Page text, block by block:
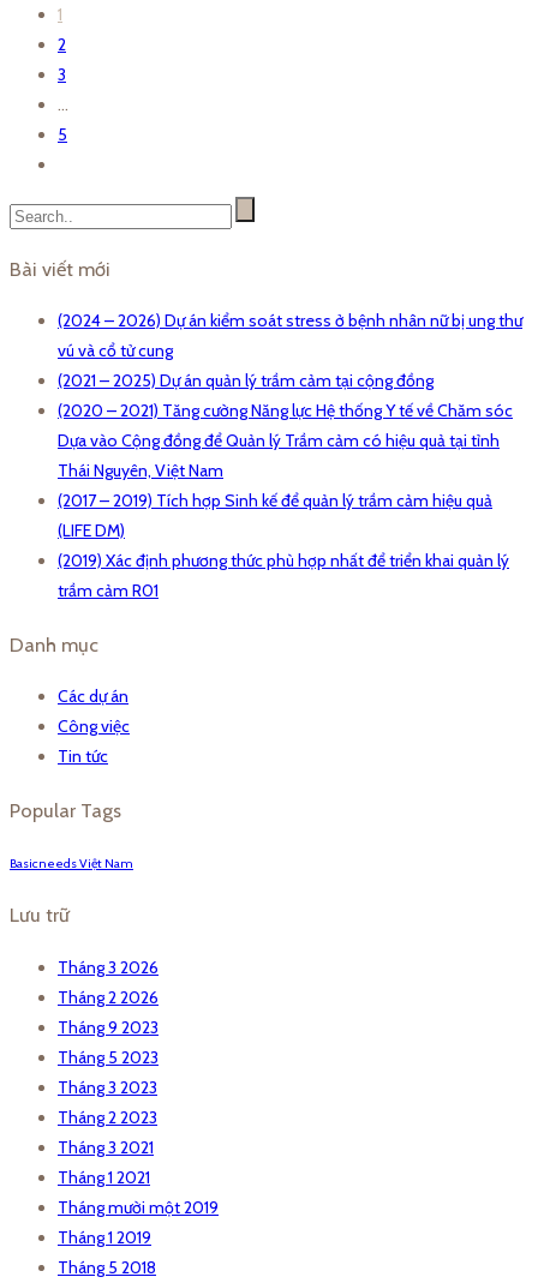
1
2
3
…
5
Bài viết mới
(2024 – 2026) Dự án kiểm soát stress ở bệnh nhân nữ bị ung thư
vú và cổ tử cung
(2021 – 2025) Dự án quản lý trầm cảm tại cộng đồng
(2020 – 2021) Tăng cường Năng lực Hệ thống Y tế về Chăm sóc
Dựa vào Cộng đồng để Quản lý Trầm cảm có hiệu quả tại tỉnh
Thái Nguyên, Việt Nam
(2017 – 2019) Tích hợp Sinh kế để quản lý trầm cảm hiệu quả
(LIFE DM)
(2019) Xác định phương thức phù hợp nhất để triển khai quản lý
trầm cảm R01
Danh mục
Các dự án
Công việc
Tin tức
Popular Tags
Basicneeds Việt Nam
Lưu trữ
Tháng 3 2026
Tháng 2 2026
Tháng 9 2023
Tháng 5 2023
Tháng 3 2023
Tháng 2 2023
Tháng 3 2021
Tháng 1 2021
Tháng mười một 2019
Tháng 1 2019
Tháng 5 2018